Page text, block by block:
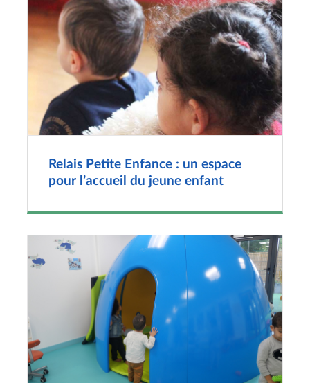
Relais Petite Enfance : un espace
pour l’accueil du jeune enfant